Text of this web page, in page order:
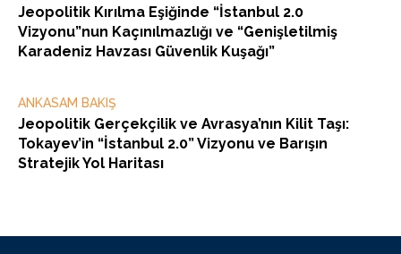
Jeopolitik Kırılma Eşiğinde “İstanbul 2.0
Vizyonu”nun Kaçınılmazlığı ve “Genişletilmiş
Karadeniz Havzası Güvenlik Kuşağı”
ANKASAM BAKIŞ
Jeopolitik Gerçekçilik ve Avrasya’nın Kilit Taşı:
Tokayev’in “İstanbul 2.0” Vizyonu ve Barışın
Stratejik Yol Haritası